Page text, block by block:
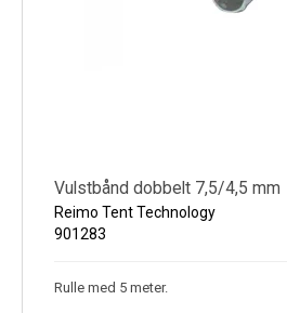
Vulstbånd dobbelt 7,5/4,5 mm
Reimo Tent Technology
901283
Rulle med 5 meter.